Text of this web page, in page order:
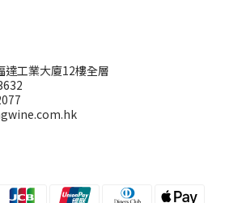
達工業大廈12樓全層